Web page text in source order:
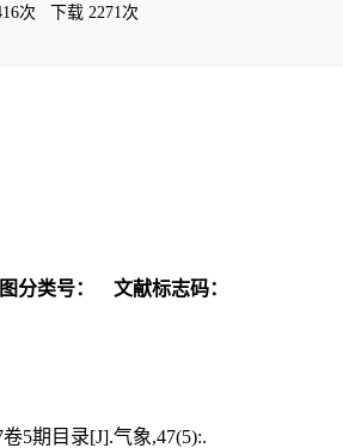
次 下载 2271次
分类号： 文献标志码：
卷5期目录[J].气象,47(5):.